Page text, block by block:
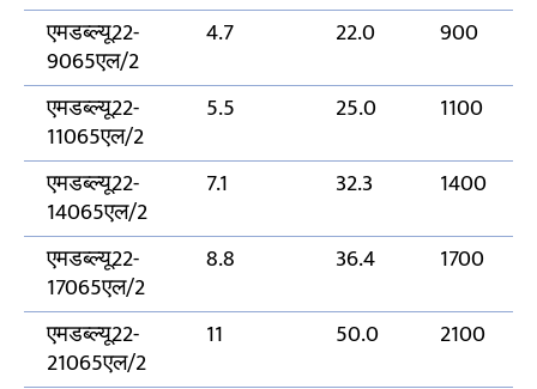
एमडब्ल्यू22-
9065एल/2
4.7 22.0 900
एमडब्ल्यू22-
11065एल/2
5.5 25.0 1100
एमडब्ल्यू22-
14065एल/2
7.1 32.3 1400
एमडब्ल्यू22-
17065एल/2
8.8 36.4 1700
एमडब्ल्यू22-
21065एल/2
11 50.0 2100